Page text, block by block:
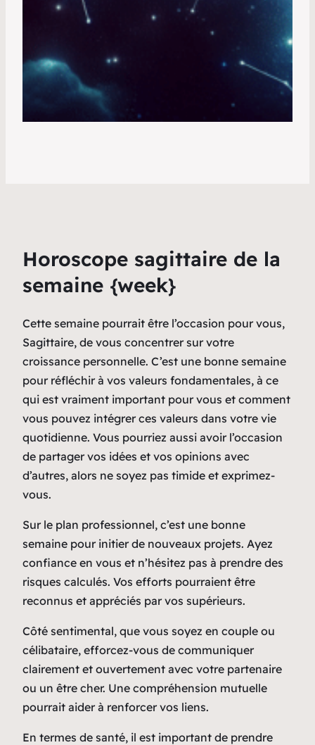
Horoscope sagittaire de la
semaine {week}
Cette semaine pourrait être l’occasion pour vous,
Sagittaire, de vous concentrer sur votre
croissance personnelle. C’est une bonne semaine
pour réfléchir à vos valeurs fondamentales, à ce
qui est vraiment important pour vous et comment
vous pouvez intégrer ces valeurs dans votre vie
quotidienne. Vous pourriez aussi avoir l’occasion
de partager vos idées et vos opinions avec
d’autres, alors ne soyez pas timide et exprimez-
vous.
Sur le plan professionnel, c’est une bonne
semaine pour initier de nouveaux projets. Ayez
confiance en vous et n’hésitez pas à prendre des
risques calculés. Vos efforts pourraient être
reconnus et appréciés par vos supérieurs.
Côté sentimental, que vous soyez en couple ou
célibataire, efforcez-vous de communiquer
clairement et ouvertement avec votre partenaire
ou un être cher. Une compréhension mutuelle
pourrait aider à renforcer vos liens.
En termes de santé, il est important de prendre